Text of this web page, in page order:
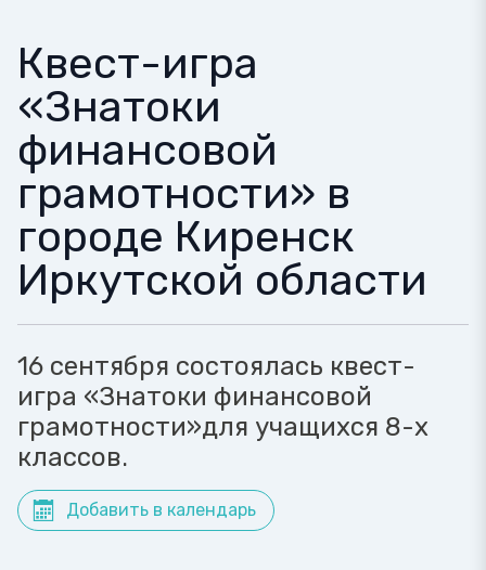
Квест-игра
«Знатоки
финансовой
грамотности» в
городе Киренск
Иркутской области
16 сентября состоялась квест-
игра «Знатоки финансовой
грамотности»для учащихся 8-х
классов.
Добавить в календарь